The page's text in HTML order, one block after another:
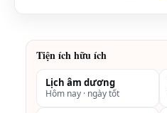
Tiện ích hữu ích
Lịch âm dương
Hôm nay · ngày tốt